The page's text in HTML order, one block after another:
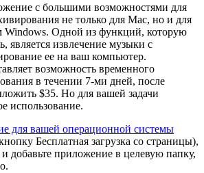
с большими возможностями для
не только для Mac, но и для
Одной из функций, которую
является извлечение музыки с
ее на ваш компьютер.
возможность временного
в течении 7-ми дней, после
$35. Но для вашей задачи
использование.
для вашей операционной системы
Бесплатная загрузка со страницы),
добавьте приложение в целевую папку,